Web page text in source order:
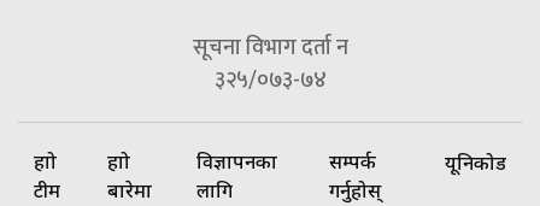
सूचना विभाग दर्ता न
३२५/०७३-७४
हाम्रो
टीम
हाम्रो
बारेमा
विज्ञापनका
लागि
सम्पर्क
गर्नुहोस्
यूनिकोड